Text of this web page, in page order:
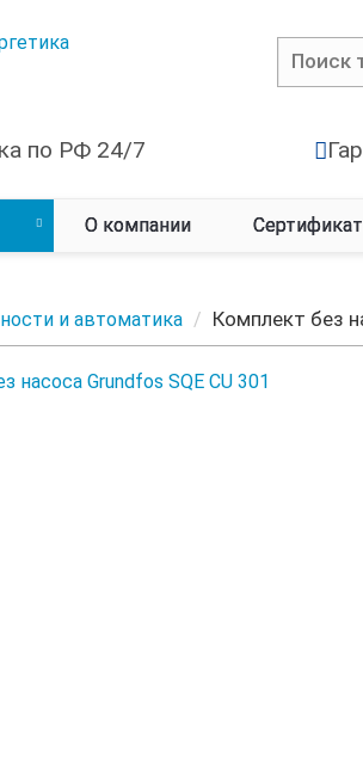
по РФ 24/7
О компании
и автоматика Комплект без